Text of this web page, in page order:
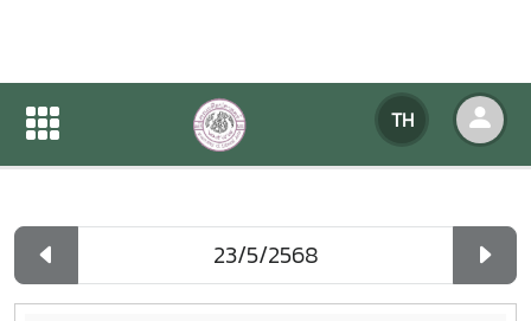
TH
ปฏิทินกิจกรรมของหน่วยงาน
ปฏิทินกิจกรรมของหน่วยงาน